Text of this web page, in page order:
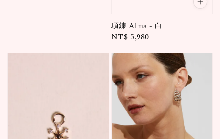
項鍊 Alma - 白
Regular
NT$ 5,980